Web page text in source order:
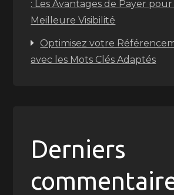
: Les Avantages de Payer
Meilleure Visibilité
Optimisez votre
avec les Mots Clés Adaptés
Derniers